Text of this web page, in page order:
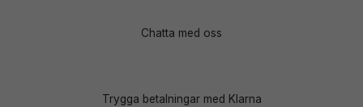
Chatta med oss
Trygga betalningar med Klarna